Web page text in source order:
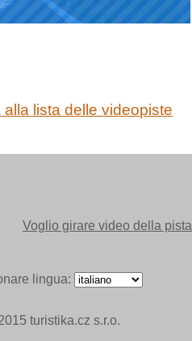
alla lista delle videopiste
Voglio girare video della pista
lingua:
turistika.cz s.r.o.